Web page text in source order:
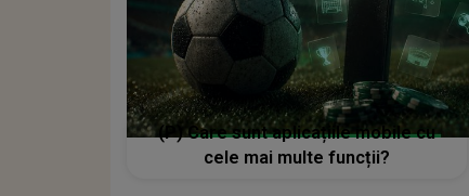
(P) Care sunt aplicațiile mobile cu
cele mai multe funcții?